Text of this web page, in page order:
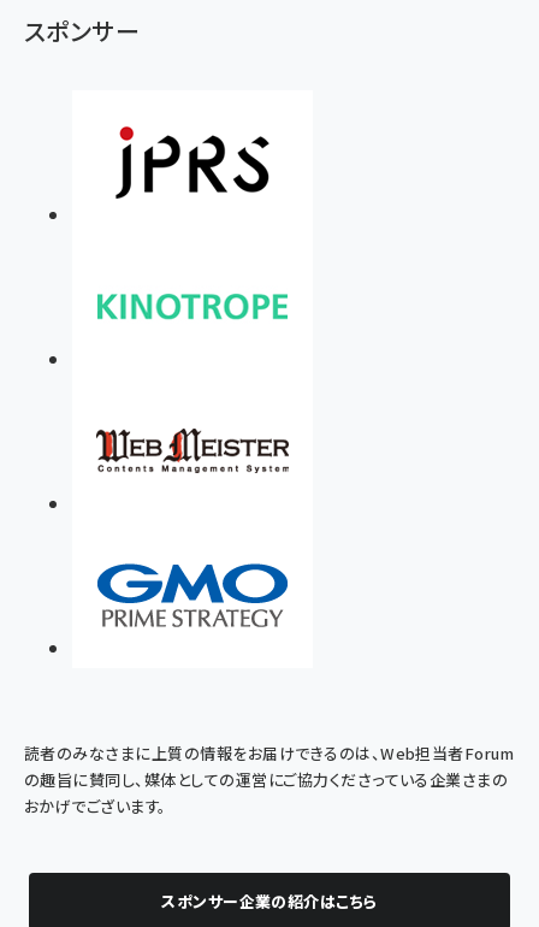
スポンサー
読者のみなさまに上質の情報をお届けできるのは、Web担当者Forum
の趣旨に賛同し、媒体としての運営にご協力くださっている企業さまの
おかげでございます。
スポンサー企業の紹介はこちら